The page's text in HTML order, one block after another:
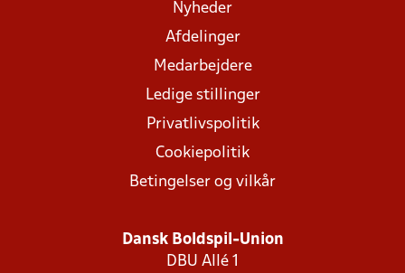
Nyheder
Afdelinger
Medarbejdere
Ledige stillinger
Privatlivspolitik
Cookiepolitik
Betingelser og vilkår
Dansk Boldspil-Union
DBU Allé 1